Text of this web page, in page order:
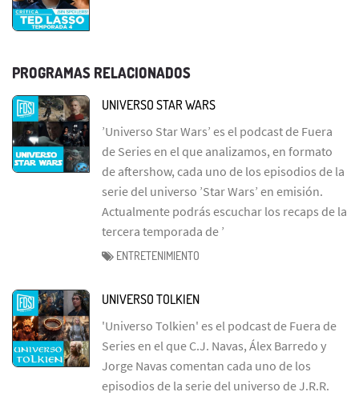
PROGRAMAS RELACIONADOS
UNIVERSO STAR WARS
’Universo Star Wars’ es el podcast de Fuera
de Series en el que analizamos, en formato
de aftershow, cada uno de los episodios de la
serie del universo ’Star Wars’ en emisión.
Actualmente podrás escuchar los recaps de la
tercera temporada de ’
ENTRETENIMIENTO
UNIVERSO TOLKIEN
'Universo Tolkien' es el podcast de Fuera de
Series en el que C.J. Navas, Álex Barredo y
Jorge Navas comentan cada uno de los
episodios de la serie del universo de J.R.R.